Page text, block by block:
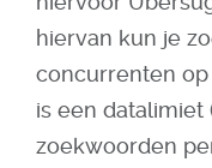
hiervan kun je
concurrenten
is een datalimiet
zoekwoorden